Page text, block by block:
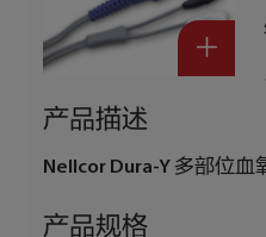
产品描述
Nellcor Dura-Y 多部位血
产品规格